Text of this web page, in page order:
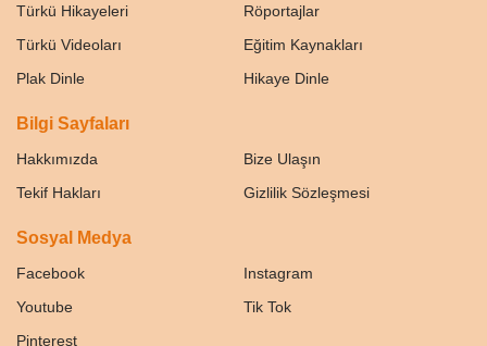
Türkü Hikayeleri
Röportajlar
Türkü Videoları
Eğitim Kaynakları
Plak Dinle
Hikaye Dinle
Bilgi Sayfaları
Hakkımızda
Bize Ulaşın
Tekif Hakları
Gizlilik Sözleşmesi
Sosyal Medya
Facebook
Instagram
Youtube
Tik Tok
Pinterest